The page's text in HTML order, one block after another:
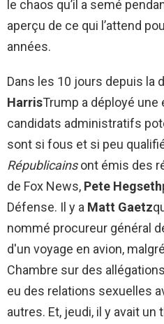
le chaos qu’il a semé
aperçu de ce qui l’attend
années.
Dans les 10 jours depuis la
HarrisTrump a déployé
candidats administratifs
sont si fous et si peu
Républicainsont émis des
de Fox News, Pete Hegseth
Défense. Il y a Matt Gaetz
nommé procureur général
d'un voyage en avion,
Chambre sur des
eu des relations sexuelles
autres. Et, jeudi, il y avait